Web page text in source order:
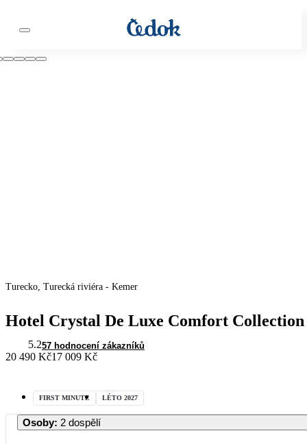
Turecko, Turecká riviéra - Kemer
Hotel Crystal De Luxe Comfort Collection
5.257 hodnocení zákazníků
20 490 Kč17 009 Kč
FIRST MINUTE LÉTO 2027
Osoby: 2 dospělí